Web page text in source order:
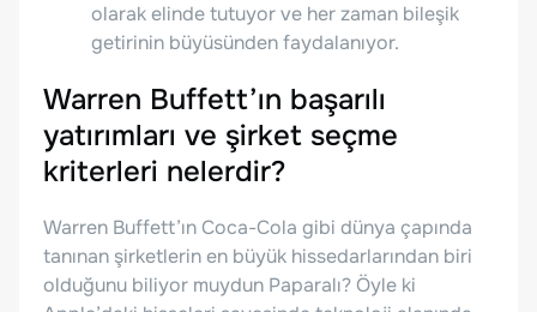
olarak elinde tutuyor ve her zaman bileşik
getirinin büyüsünden faydalanıyor.
Warren Buffett’ın başarılı
yatırımları ve şirket seçme
kriterleri nelerdir?
Warren Buffett’ın Coca-Cola gibi dünya çapında
tanınan şirketlerin en büyük hissedarlarından biri
olduğunu biliyor muydun Paparalı? Öyle ki